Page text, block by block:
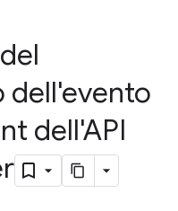
dell'API